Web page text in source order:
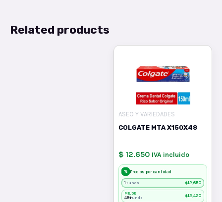
Related products
ASEO Y VARIEDADES
COLGATE MTA X150X48
$ 12.650 IVA incluido
% Precios por cantidad
1+unds $12,650
MEJOR
48+unds $12,420